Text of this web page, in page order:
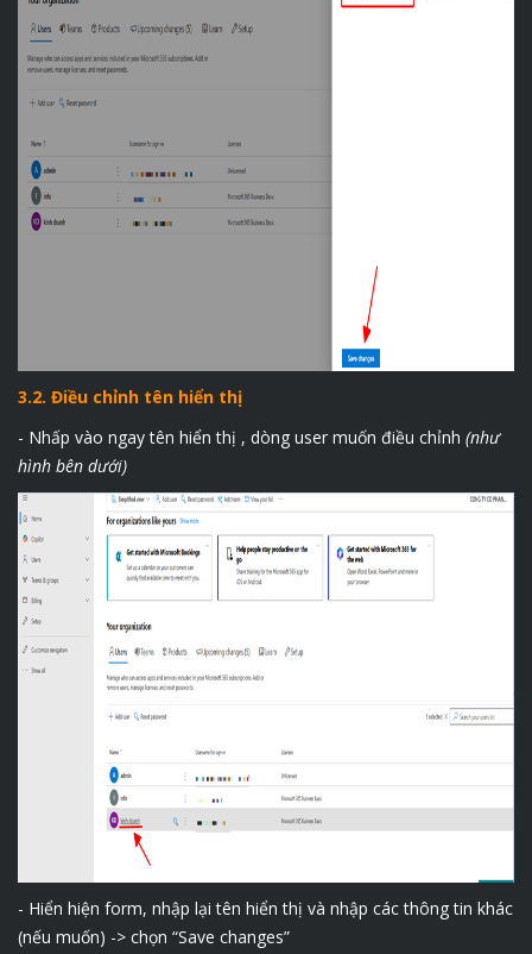
3.2. Điều chỉnh tên hiển thị
- Nhấp vào ngay tên hiển thị , dòng user muốn điều chỉnh (như
hình bên dưới)
- Hiển hiện form, nhập lại tên hiển thị và nhập các thông tin khác
(nếu muốn) -> chọn “Save changes”